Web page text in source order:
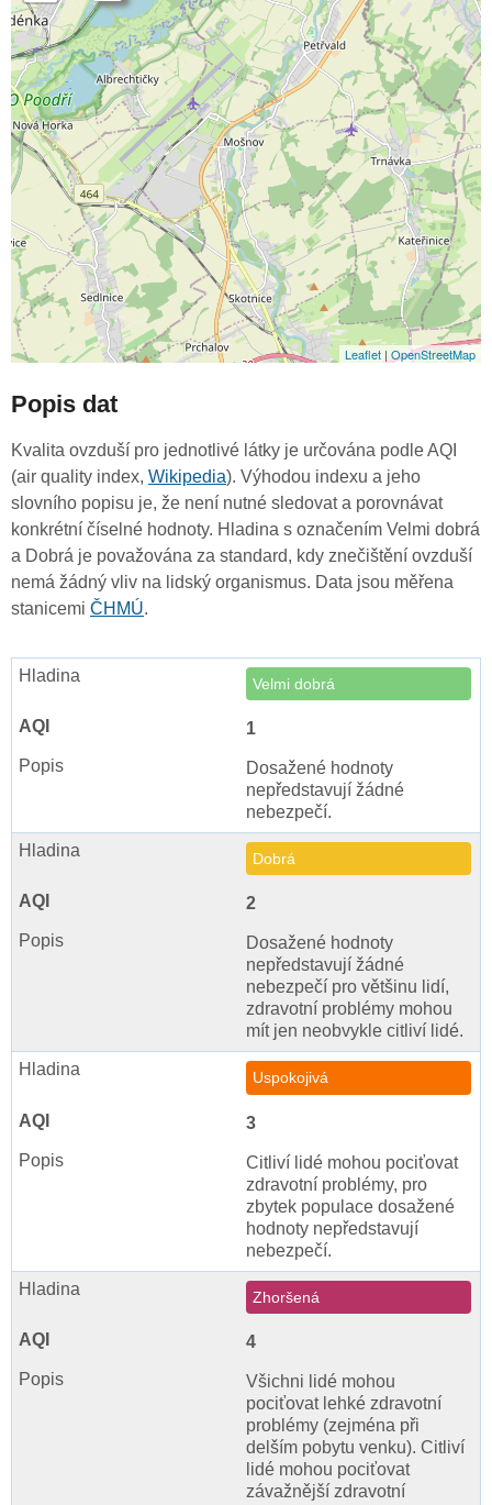
Leaflet | OpenStreetMap
Popis dat
Kvalita ovzduší pro jednotlivé látky je určována podle AQI
(air quality index, Wikipedia). Výhodou indexu a jeho
slovního popisu je, že není nutné sledovat a porovnávat
konkrétní číselné hodnoty. Hladina s označením Velmi dobrá
a Dobrá je považována za standard, kdy znečištění ovzduší
nemá žádný vliv na lidský organismus. Data jsou měřena
stanicemi ČHMÚ.
Velmi dobrá
1
Dosažené hodnoty
nepředstavují žádné
nebezpečí.
Dobrá
2
Dosažené hodnoty
nepředstavují žádné
nebezpečí pro většinu lidí,
zdravotní problémy mohou
mít jen neobvykle citliví lidé.
Uspokojivá
3
Citliví lidé mohou pociťovat
zdravotní problémy, pro
zbytek populace dosažené
hodnoty nepředstavují
nebezpečí.
Zhoršená
4
Všichni lidé mohou
pociťovat lehké zdravotní
problémy (zejména při
delším pobytu venku). Citliví
lidé mohou pociťovat
závažnější zdravotní